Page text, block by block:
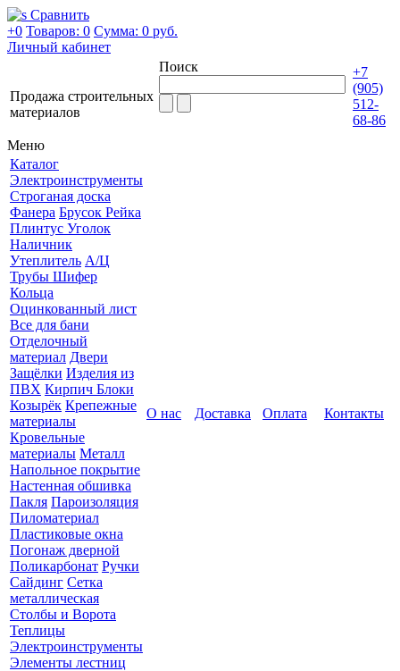
Сравнить
+0 Товаров: 0 Сумма: 0 руб.
Личный кабинет
Продажа строительных
материалов
Поиск
+7
(905)
512-
68-86
Меню
Каталог
Электроинструменты
Строганая доска
Фанера Брусок Рейка
Плинтус Уголок
Наличник
Утеплитель А/Ц
Трубы Шифер
Кольца
Оцинкованный лист
Все для бани
Отделочный
материал Двери
Защёлки Изделия из
ПВХ Кирпич Блоки
Козырёк Крепежные
материалы
Кровельные
материалы Металл
Напольное покрытие
Настенная обшивка
Пакля Пароизоляция
Пиломатериал
Пластиковые окна
Погонаж дверной
Поликарбонат Ручки
Сайдинг Сетка
металлическая
Столбы и Ворота
Теплицы
Электроинструменты
Элементы лестниц
О нас Доставка Оплата Контакты